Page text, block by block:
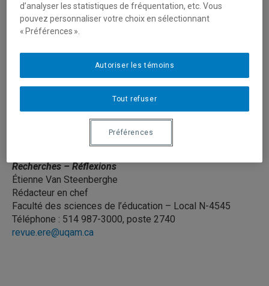
Programme court de 2e cycle en éducation relative à
l’environnement
programme.ere@uqam.ca
Espace Ressources du Centr’ERE
Téléphone: 514 987-6749
centre.ere@uqam.ca
Recherches – Réflexions
Étienne Van Steenberghe
Rédacteur en chef
Faculté des sciences de l’éducation – Local N-4545
Téléphone : 514 987-3000, poste 2740
revue.ere@uqam.ca
d’analyser les statistiques de fréquentation, etc. Vous
pouvez personnaliser votre choix en sélectionnant
« Préférences ».
Tout refuser
Autoriser les témoins
Préférences